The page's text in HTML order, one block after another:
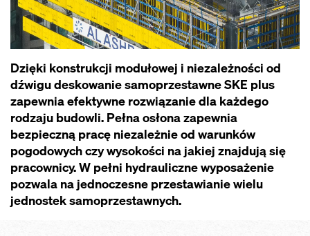
Dzięki konstrukcji modułowej i niezależności od
dźwigu deskowanie samoprzestawne SKE plus
zapewnia efektywne rozwiązanie dla każdego
rodzaju budowli. Pełna osłona zapewnia
bezpieczną pracę niezależnie od warunków
pogodowych czy wysokości na jakiej znajdują się
pracownicy. W pełni hydrauliczne wyposażenie
pozwala na jednoczesne przestawianie wielu
jednostek samoprzestawnych.